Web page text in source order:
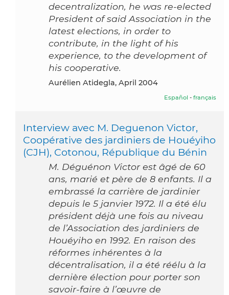
decentralization, he was re-elected
President of said Association in the
latest elections, in order to
contribute, in the light of his
experience, to the development of
his cooperative.
Aurélien Atidegla, April 2004
Español - français
Interview avec M. Deguenon Victor,
Coopérative des jardiniers de Houéyiho
(CJH), Cotonou, République du Bénin
M. Déguénon Victor est âgé de 60
ans, marié et père de 8 enfants. Il a
embrassé la carrière de jardinier
depuis le 5 janvier 1972. Il a été élu
président déjà une fois au niveau
de l’Association des jardiniers de
Houéyiho en 1992. En raison des
réformes inhérentes à la
décentralisation, il a été réélu à la
dernière élection pour porter son
savoir-faire à l’œuvre de